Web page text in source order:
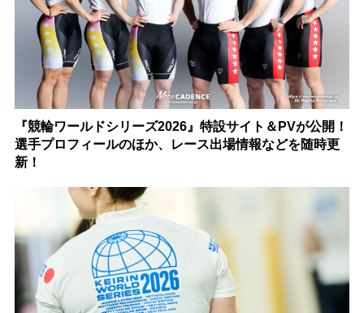
『競輪ワールドシリーズ2026』特設サイト＆PVが公開！
選手プロフィールのほか、レース出場情報などを随時更
新！